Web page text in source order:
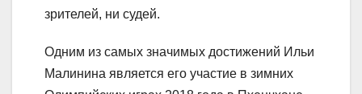
зрителей, ни судей.
Одним из самых значимых достижений Ильи
Малинина является его участие в зимних